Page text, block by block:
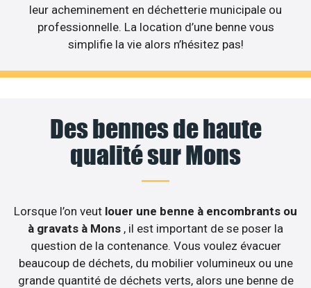
leur acheminement en déchetterie municipale ou
professionnelle. La location d’une benne vous
simplifie la vie alors n’hésitez pas!
Des bennes de haute
qualité sur Mons
Lorsque l’on veut louer une benne à encombrants ou
à gravats à Mons , il est important de se poser la
question de la contenance. Vous voulez évacuer
beaucoup de déchets, du mobilier volumineux ou une
grande quantité de déchets verts, alors une benne de